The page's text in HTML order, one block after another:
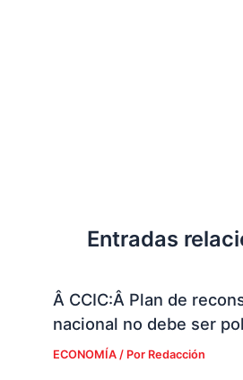
Entradas
Â CCIC:Â Plan de
nacional no debe ser
ECONOMÍA/ Por Redacción